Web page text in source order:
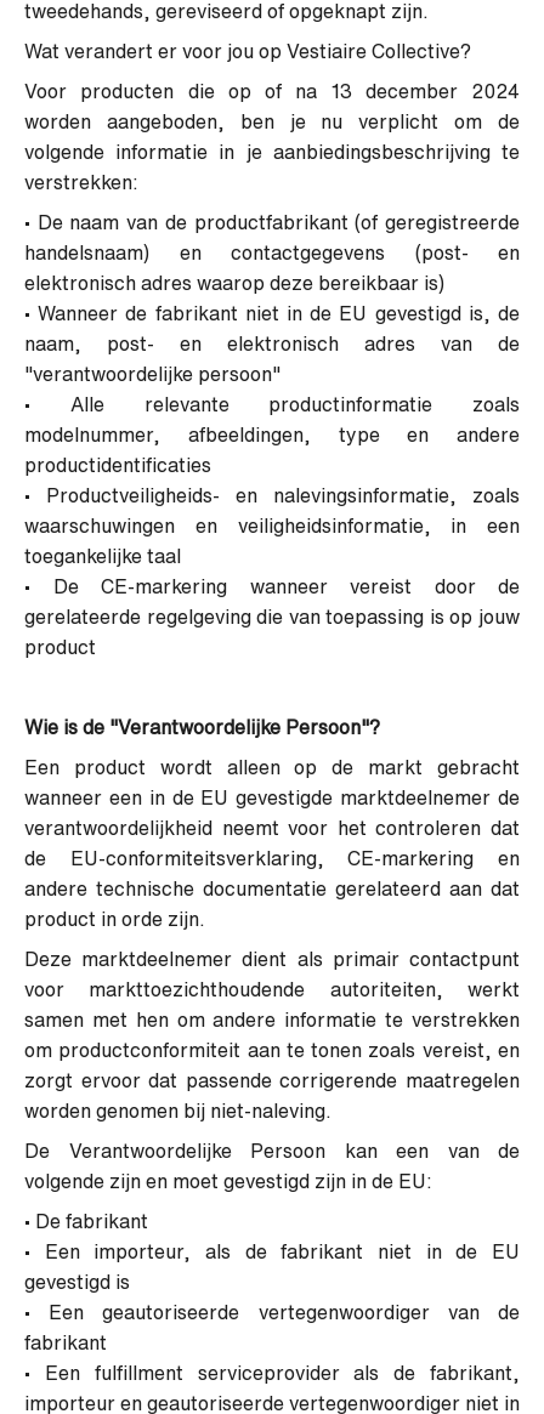
tweedehands, gereviseerd of opgeknapt zijn.
Wat verandert er voor jou op Vestiaire Collective?
Voor producten die op of na 13 december 2024
worden aangeboden, ben je nu verplicht om de
volgende informatie in je aanbiedingsbeschrijving te
verstrekken:
• De naam van de productfabrikant (of geregistreerde
handelsnaam) en contactgegevens (post- en
elektronisch adres waarop deze bereikbaar is)
• Wanneer de fabrikant niet in de EU gevestigd is, de
naam, post- en elektronisch adres van de
"verantwoordelijke persoon"
• Alle relevante productinformatie zoals
modelnummer, afbeeldingen, type en andere
productidentificaties
• Productveiligheids- en nalevingsinformatie, zoals
waarschuwingen en veiligheidsinformatie, in een
toegankelijke taal
• De CE-markering wanneer vereist door de
gerelateerde regelgeving die van toepassing is op jouw
product
Wie is de "Verantwoordelijke Persoon"?
Een product wordt alleen op de markt gebracht
wanneer een in de EU gevestigde marktdeelnemer de
verantwoordelijkheid neemt voor het controleren dat
de EU-conformiteitsverklaring, CE-markering en
andere technische documentatie gerelateerd aan dat
product in orde zijn.
Deze marktdeelnemer dient als primair contactpunt
voor markttoezichthoudende autoriteiten, werkt
samen met hen om andere informatie te verstrekken
om productconformiteit aan te tonen zoals vereist, en
zorgt ervoor dat passende corrigerende maatregelen
worden genomen bij niet-naleving.
De Verantwoordelijke Persoon kan een van de
volgende zijn en moet gevestigd zijn in de EU:
• De fabrikant
• Een importeur, als de fabrikant niet in de EU
gevestigd is
• Een geautoriseerde vertegenwoordiger van de
fabrikant
• Een fulfillment serviceprovider als de fabrikant,
importeur en geautoriseerde vertegenwoordiger niet in